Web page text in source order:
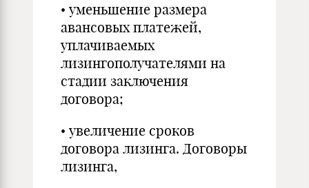
• уменьшение размера
авансовых платежей,
уплачиваемых
лизингополучателями на
стадии заключения
договора;
• увеличение сроков
договора лизинга. Договоры
лизинга,